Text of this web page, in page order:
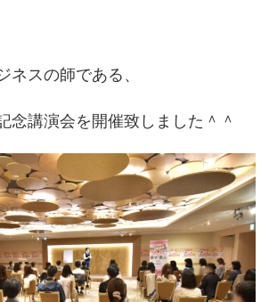
ネスの師である、
念講演会を開催致しました＾＾